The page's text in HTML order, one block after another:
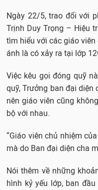
Ngày 22/5, trao đổi với
Trịnh Duy Trọng – Hiệu
tìm hiểu với các giáo
ánh là có xảy ra tại lớp
Việc kêu gọi đóng quỹ
quỹ, Trưởng ban đại diện
nên giáo viên cũng
bộ với nhau.
“Giáo viên chủ nhiệm
mà do Ban đại diện cha
Nói thêm về những
hình kỷ yếu lớp, ban